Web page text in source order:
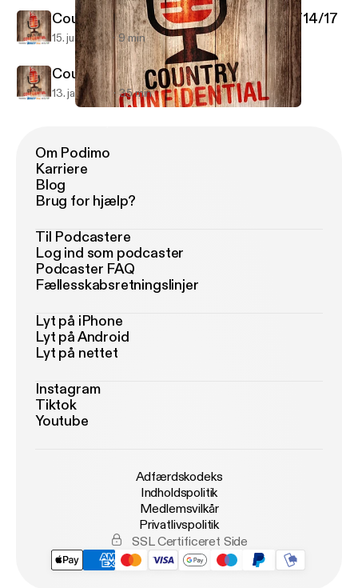
Country Confidential - Cole Swindell 6/14/17
15. juni 2017 9 min
Country Confidential Podcast 1/10/17
13. jan. 2017 35 min
Om Podimo
Karriere
Blog
Brug for hjælp?
Til Podcastere
Log ind som podcaster
Podcaster FAQ
Fællesskabsretningslinjer
Lyt på iPhone
Lyt på Android
Lyt på nettet
Instagram
Tiktok
Youtube
Adfærdskodeks
Indholdspolitik
Medlemsvilkår
Privatlivspolitik
SSL Certificeret Side